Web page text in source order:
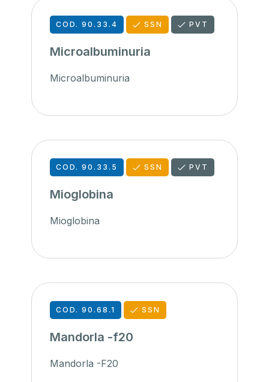
COD. 90.33.4 SSN PVT
Microalbuminuria
Microalbuminuria
COD. 90.33.5 SSN PVT
Mioglobina
Mioglobina
COD. 90.68.1 SSN
Mandorla -f20
Mandorla -F20